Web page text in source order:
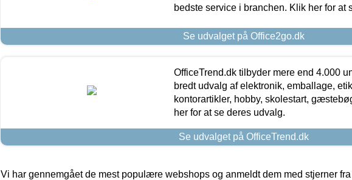
bedste service i branchen. Klik her for at
Se udvalget på Office2go.dk
OfficeTrend.dk tilbyder mere end 4.000
bredt udvalg af elektronik, emballage,
kontorartikler, hobby, skolestart,
her for at se deres udvalg.
Se udvalget på OfficeTrend.dk
Vi har gennemgået de mest populære webshops og anmeldt dem med stjerner